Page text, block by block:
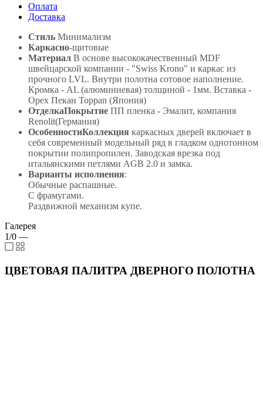
Оплата
Доставка
Стиль Минимализм
Каркасно-щитовые
Материал В основе высококачественный MDF
швейцарской компании - "Swiss Krono" и каркас из
прочного LVL. Внутри полотна сотовое наполнение.
Кромка - AL (алюминиевая) толщиной - 1мм. Вставка -
Орех Пекан Toppan (Япония)
ОтделкаПокрытие ПП пленка - Эмалит, компания
Renolit(Германия)
ОсобенностиКоллекция каркасных дверей включает в
себя современный модельный ряд в гладком однотонном
покрытии полипропилен. Заводская врезка под
итальянскими петлями AGB 2.0 и замка.
Варианты исполнения:
Обычные распашные.
С фрамугами.
Раздвижной механизм купе.
Галерея
1/0 —
ЦВЕТОВАЯ ПАЛИТРА ДВЕРНОГО ПОЛОТНА